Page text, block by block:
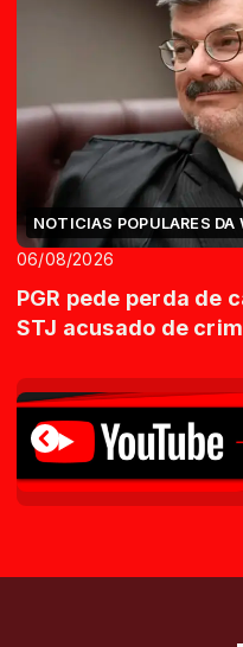
NOTICIAS POPULARES DA
06/08/2026
PGR pede perda de
STJ acusado de